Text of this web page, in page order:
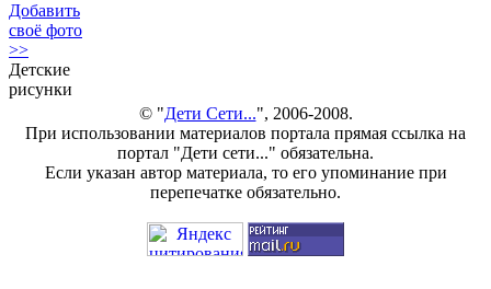
Добавить
своё фото
>>
Детские
рисунки
© "Дети Сети...", 2006-2008.
При использовании материалов портала прямая ссылка на
портал "Дети сети..." обязательна.
Если указан автор материала, то его упоминание при
перепечатке обязательно.